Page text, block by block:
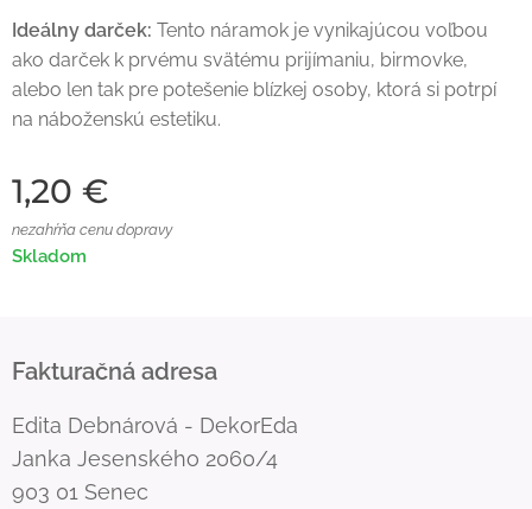
Ideálny darček: Tento náramok je vynikajúcou voľbou
ako darček k prvému svätému prijímaniu, birmovke,
alebo len tak pre potešenie blízkej osoby, ktorá si potrpí
na náboženskú estetiku.
1,20 €
nezahŕňa cenu dopravy
Skladom
Fakturačná adresa
Edita Debnárová - DekorEda
Janka Jesenského 2060/4
903 01 Senec